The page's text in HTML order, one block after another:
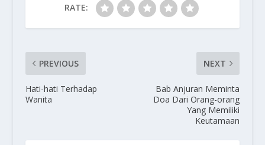
RATE:
PREVIOUS
Hati-hati Terhadap
Wanita
NEXT
Bab Anjuran Meminta
Doa Dari Orang-orang
Yang Memiliki
Keutamaan